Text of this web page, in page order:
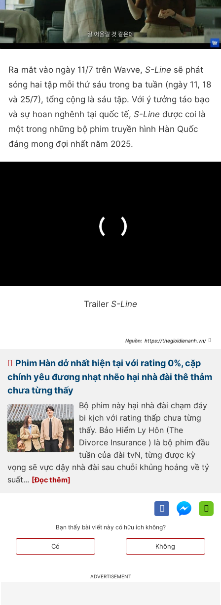
Ra mắt vào ngày 11/7 trên Wavve, S-Line sẽ phát
sóng hai tập mỗi thứ sáu trong ba tuần (ngày 11, 18
và 25/7), tổng cộng là sáu tập. Với ý tưởng táo bạo
và sự hoan nghênh tại quốc tế, S-Line được coi là
một trong những bộ phim truyền hình Hàn Quốc
đáng mong đợi nhất năm 2025.
Trailer S-Line
https://thegioidienanh.vn/phi
Phim Hàn dở nhất hiện tại với rating 0%, cặp
chính yêu đương nhạt nhẽo hại nhà đài thê thảm
chưa từng thấy
Bộ phim này hại nhà đài chạm đáy
bi kịch với rating thấp chưa từng
thấy. Bảo Hiểm Ly Hôn (The
Divorce Insurance ) là bộ phim đầu
tuần của đài tvN, từng được kỳ
vọng sẽ vực dậy nhà đài sau chuỗi khủng hoảng về tỷ
suất...
Bạn thấy bài viết này có hữu ích không?
Có Không